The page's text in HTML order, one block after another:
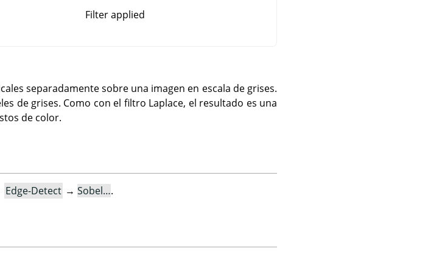
Filter applied
separadamente sobre una imagen en escala de grises.
de grises. Como con el filtro Laplace, el resultado es una
de color.
Edge-Detect → Sobel….